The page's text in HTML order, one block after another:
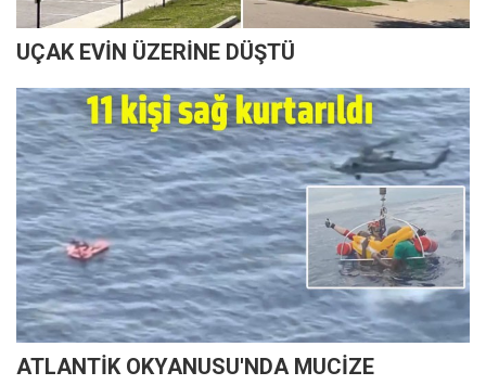
UÇAK EVİN ÜZERİNE DÜŞTÜ
ATLANTİK OKYANUSU'NDA MUCİZE